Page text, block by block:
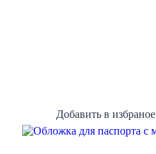
Добавить в избраное